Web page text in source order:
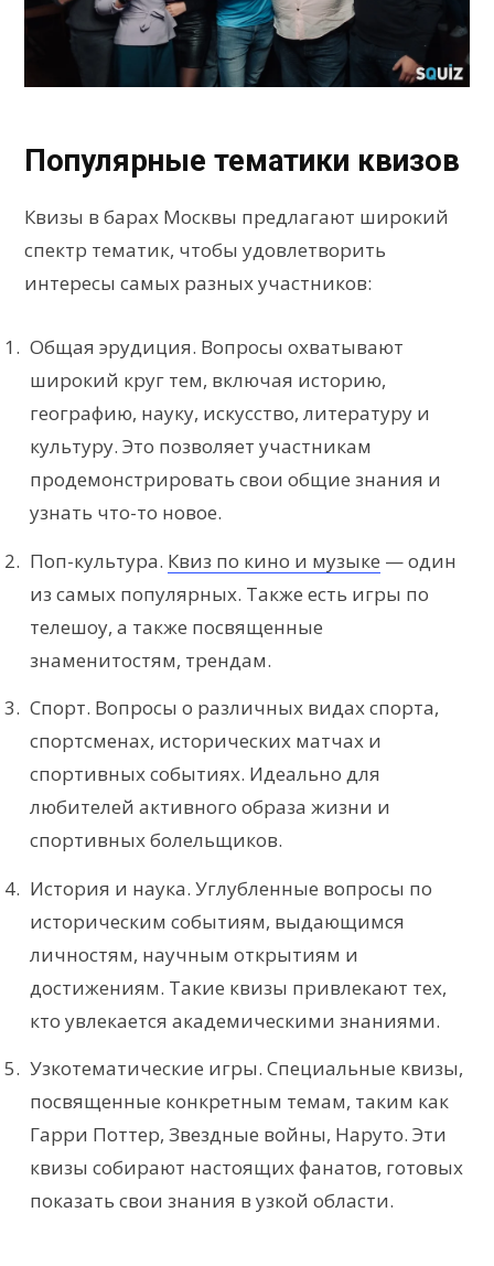
Популярные тематики квизов
Квизы в барах Москвы предлагают широкий
спектр тематик, чтобы удовлетворить
интересы самых разных участников:
Общая эрудиция. Вопросы охватывают
широкий круг тем, включая историю,
географию, науку, искусство, литературу и
культуру. Это позволяет участникам
продемонстрировать свои общие знания и
узнать что-то новое.
Поп-культура. Квиз по кино и музыке — один
из самых популярных. Также есть игры по
телешоу, а также посвященные
знаменитостям, трендам.
Спорт. Вопросы о различных видах спорта,
спортсменах, исторических матчах и
спортивных событиях. Идеально для
любителей активного образа жизни и
спортивных болельщиков.
История и наука. Углубленные вопросы по
историческим событиям, выдающимся
личностям, научным открытиям и
достижениям. Такие квизы привлекают тех,
кто увлекается академическими знаниями.
Узкотематические игры. Специальные квизы,
посвященные конкретным темам, таким как
Гарри Поттер, Звездные войны, Наруто. Эти
квизы собирают настоящих фанатов, готовых
показать свои знания в узкой области.